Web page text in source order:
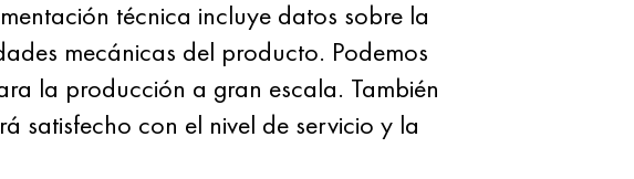
técnica incluye datos sobre la
mecánicas del producto. Podemos
la producción a gran escala. También
satisfecho con el nivel de servicio y la